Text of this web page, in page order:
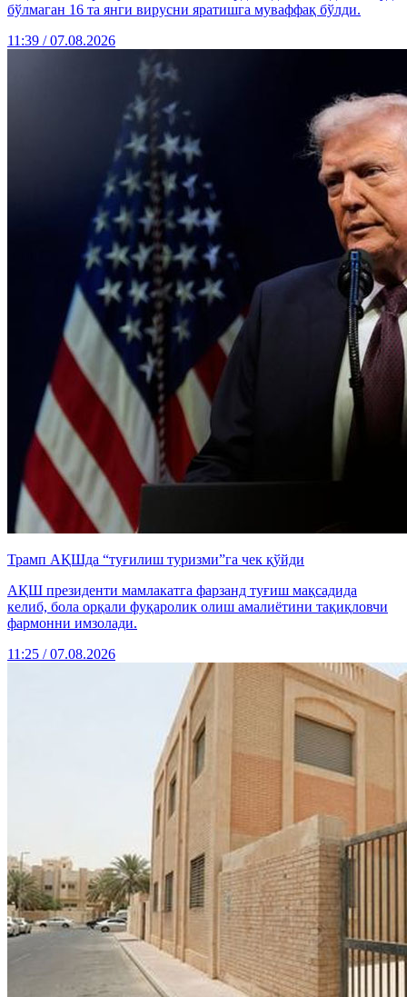
бўлмаган 16 та янги вирусни яратишга муваффақ бўлди.
11:39 / 07.08.2026
Трамп АҚШда “туғилиш туризми”га чек қўйди
АҚШ президенти мамлакатга фарзанд туғиш мақсадида
келиб, бола орқали фуқаролик олиш амалиётини тақиқловчи
фармонни имзолади.
11:25 / 07.08.2026